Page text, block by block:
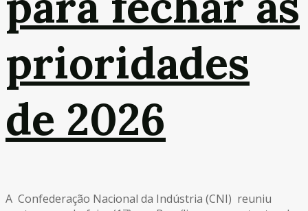
prioridades
de 2026
A Confederação Nacional da Indústria (CNI) reuniu